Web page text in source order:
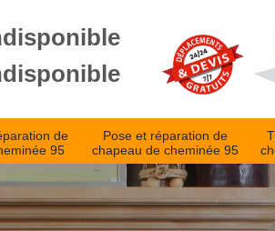
de
95
Pose et réparation de
chapeau de cheminée 95